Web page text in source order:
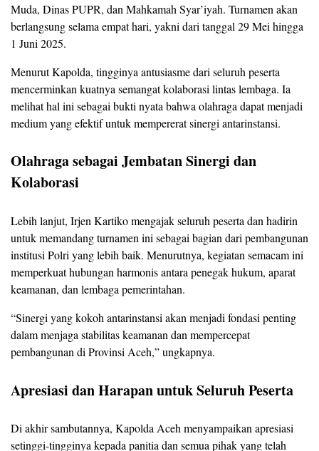
Muda, Dinas PUPR, dan Mahkamah Syar’iyah. Turnamen akan
berlangsung selama empat hari, yakni dari tanggal 29 Mei hingga
1 Juni 2025.
Menurut Kapolda, tingginya antusiasme dari seluruh peserta
mencerminkan kuatnya semangat kolaborasi lintas lembaga. Ia
melihat hal ini sebagai bukti nyata bahwa olahraga dapat menjadi
medium yang efektif untuk mempererat sinergi antarinstansi.
Olahraga sebagai Jembatan Sinergi dan
Kolaborasi
Lebih lanjut, Irjen Kartiko mengajak seluruh peserta dan hadirin
untuk memandang turnamen ini sebagai bagian dari pembangunan
institusi Polri yang lebih baik. Menurutnya, kegiatan semacam ini
memperkuat hubungan harmonis antara penegak hukum, aparat
keamanan, dan lembaga pemerintahan.
“Sinergi yang kokoh antarinstansi akan menjadi fondasi penting
dalam menjaga stabilitas keamanan dan mempercepat
pembangunan di Provinsi Aceh,” ungkapnya.
Apresiasi dan Harapan untuk Seluruh Peserta
Di akhir sambutannya, Kapolda Aceh menyampaikan apresiasi
setinggi-tingginya kepada panitia dan semua pihak yang telah